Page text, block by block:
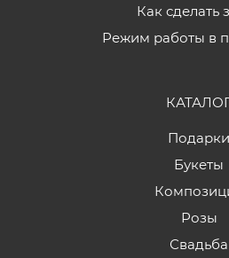
Как сделать
Режим работы в
Подарки
Букеты
Розы
Свадьба